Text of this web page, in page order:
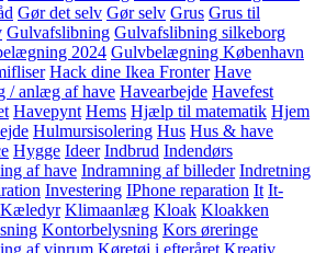
Gør det selv Gør selv Grus Grus til
Gulvafslibning Gulvafslibning silkeborg
2024 Gulvbelægning København
Hack dine Ikea Fronter Have
/ anlæg af have Havearbejde Havefest
Havepynt Hems Hjælp til matematik Hjem
Hulmursisolering Hus Hus & have
Hygge Ideer Indbrud Indendørs
af have Indramning af billeder Indretning
Investering IPhone reparation It It-
Kæledyr Klimaanlæg Kloak Kloakken
Kontorbelysning Kors øreringe
af vinrum Køretøj i efteråret Kreativ